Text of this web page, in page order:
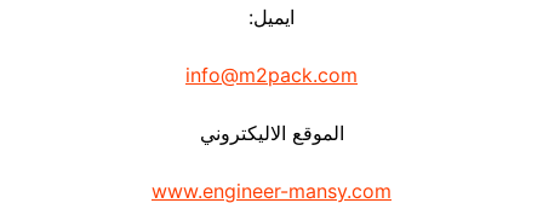
ايميل:
info@m2pack.com
الموقع الاليكتروني
www.engineer-mansy.com